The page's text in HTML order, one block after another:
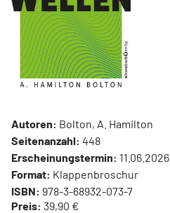
Autoren: Bolton, A. Hamilton
Seitenanzahl: 448
Erscheinungstermin: 11.06.2026
Format: Klappenbroschur
ISBN: 978-3-68932-073-7
Preis: 39,90 €